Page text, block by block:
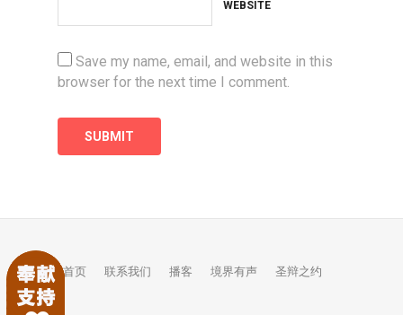
WEBSITE
Save my name, email, and website in this
browser for the next time I comment.
首页 联系我们 播客 境界有声 圣辩之约